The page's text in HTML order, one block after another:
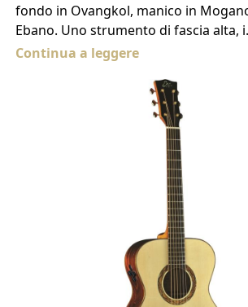
fondo in Ovangkol, manico in
Ebano. Uno strumento di fascia alta,
Continua a leggere